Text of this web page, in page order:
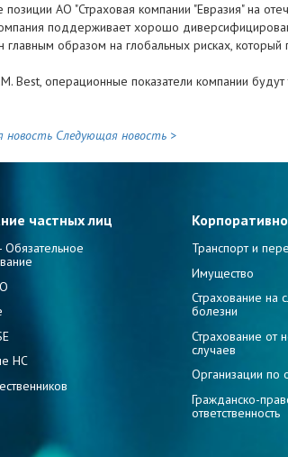
позиции АО "Страховая компании "Евразия" на
поддерживает хорошо
главным образом на глобальных рисках,
Best, операционные показатели компании
новость Следующая новость >
частных лиц
НС
Транспорт и
Имущество
Страхование на
болезни
Страхование от
случаев
Организации по
Гражданско-
ответственность